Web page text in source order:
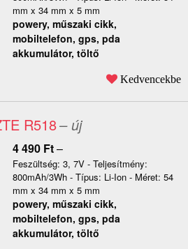
mm x 34 mm x 5 mm
powery, műszaki cikk,
mobiltelefon, gps, pda
akkumulátor, töltő
Kedvencekbe
R518– új
4 490 Ft–
Feszültség: 3, 7V - Teljesítmény:
800mAh/3Wh - Típus: Li-Ion - Méret: 54
mm x 34 mm x 5 mm
powery, műszaki cikk,
mobiltelefon, gps, pda
akkumulátor, töltő